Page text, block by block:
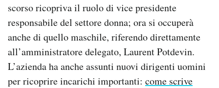
scorso ricopriva il ruolo di vice presidente
responsabile del settore donna; ora si occuperà
anche di quello maschile, riferendo direttamente
all’amministratore delegato, Laurent Potdevin.
L’azienda ha anche assunti nuovi dirigenti uomini
per ricoprire incarichi importanti: come scrive